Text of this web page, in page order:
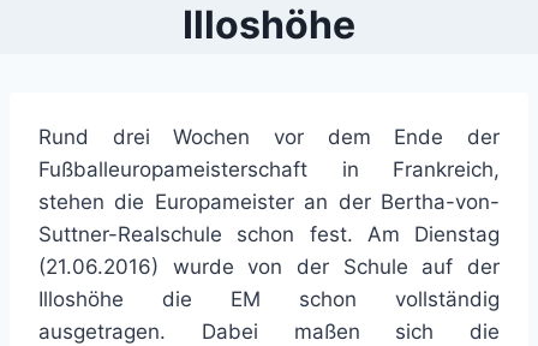
Illoshöhe
Rund drei Wochen vor dem Ende der
Fußballeuropameisterschaft in Frankreich,
stehen die Europameister an der Bertha-von-
Suttner-Realschule schon fest. Am Dienstag
(21.06.2016) wurde von der Schule auf der
Illoshöhe die EM schon vollständig
ausgetragen. Dabei maßen sich die